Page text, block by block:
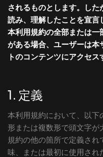
されるものとします。し
読み、理解したことを宣言
本利用規約の全部または
がある場合、ユーザーは本
トのコンテンツにアクセス
1. 定義
本利用規約において、以下
形または複数形で頭文字
規約の他の箇所で定義さ
味、または最初に使用され